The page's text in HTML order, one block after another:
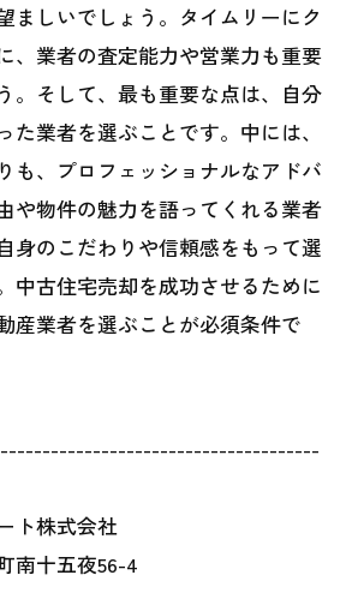
ましいでしょう。タイムリーにク
、業者の査定能力や営業力も重要
。そして、最も重要な点は、自分
た業者を選ぶことです。中には、
も、プロフェッショナルなアドバ
や物件の魅力を語ってくれる業者
身のこだわりや信頼感をもって選
中古住宅売却を成功させるために
産業者を選ぶことが必須条件で
ト株式会社
南十五夜56-4